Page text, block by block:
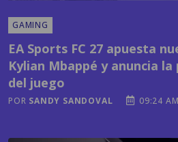
Kylian Mbappé y anuncia
del juego
PORSANDY SANDOVAL 09:24